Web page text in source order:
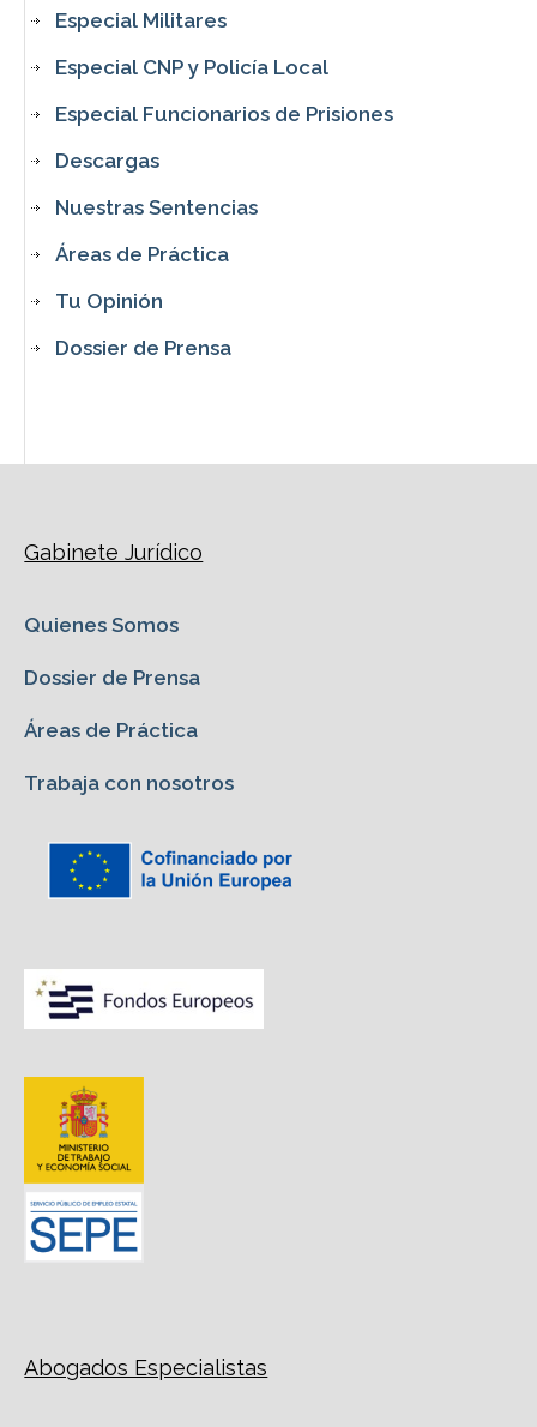
Especial Militares
Especial CNP y Policía Local
Especial Funcionarios de Prisiones
Descargas
Nuestras Sentencias
Áreas de Práctica
Tu Opinión
Dossier de Prensa
Gabinete Jurídico
Quienes Somos
Dossier de Prensa
Áreas de Práctica
Trabaja con nosotros
Abogados Especialistas